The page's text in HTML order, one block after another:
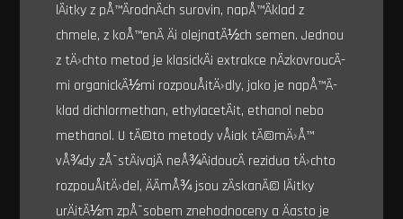
lÃ¡tky z pÅ™Ã­rodnÃ­ch surovin, napÅ™Ã­klad z
chmele, z koÅ™enÃ­ Äi olejnatÃ½ch semen. Jednou
z tÄ›chto metod je klasickÃ¡ extrakce nÃ­zkovroucÃ­
mi organickÃ½mi rozpouÅ¡tÄ›dly, jako je napÅ™Ã­
klad dichlormethan, ethylacetÃ¡t, ethanol nebo
methanol. U tÃ©to metody vÅ¡ak tÃ©mÄ›Å™
vÅ¾dy zÅ¯stÃ¡vajÃ­ neÅ¾Ã¡doucÃ­ rezidua tÄ›chto
rozpouÅ¡tÄ›del, ÄÃ­mÅ¾ jsou zÃ­skanÃ© lÃ¡tky
urÄitÃ½m zpÅ¯sobem znehodnoceny a Äasto je